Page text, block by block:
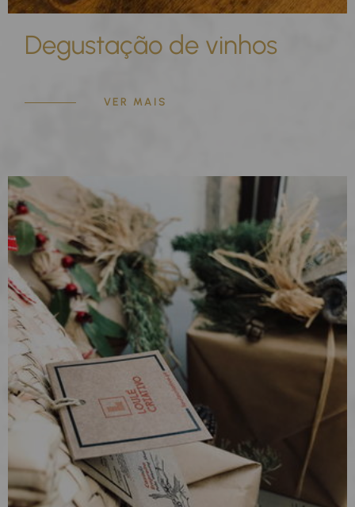
Degustação de vinhos
VER MAIS